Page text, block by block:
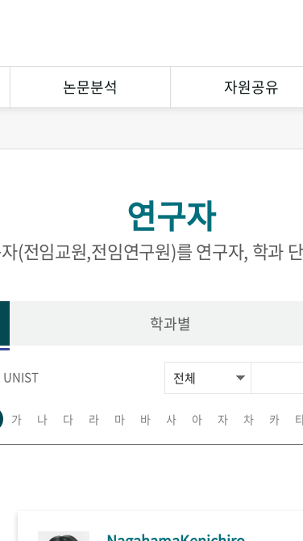
논문분석 자원공유
Open Contents
연구자
(전임교원,전임연구원)를 연구자, 학과
학과별
UNIST
가 나 다 라 마 바 사 아 자 차 카